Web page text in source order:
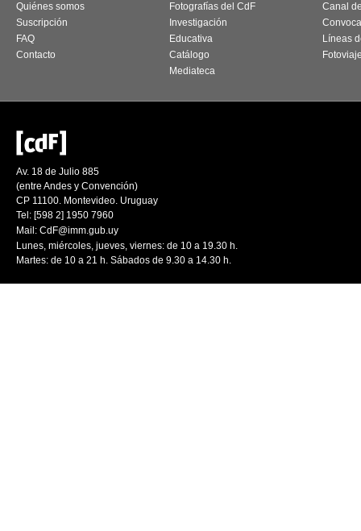
Quiénes somos
Suscripción
FAQ
Contacto
Fotografías del CdF
Investigación
Educativa
Catálogo
Mediateca
Canal
Líneas
Av. 18 de Julio 885
(entre Andes y Convención)
CP 11100. Montevideo. Uruguay
Tel: [598 2] 1950 7960
Mail: CdF@imm.gub.uy
Lunes, miércoles, jueves, viernes: de 10 a 19.30 h.
Martes: de 10 a 21 h. Sábados de 9.30 a 14.30 h.